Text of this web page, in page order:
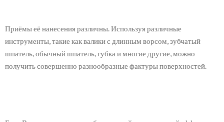
Приёмы её нанесения различны. Используя различные
инструменты, такие как валики с длинным ворсом, зубчатый
шпатель, обычный шпатель, губка и многие другие, можно
получить совершенно разнообразные фактуры поверхностей.